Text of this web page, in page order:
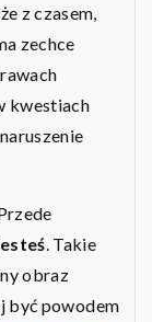
z czasem,
zechce
kwestiach
. Takie
obraz
być powodem